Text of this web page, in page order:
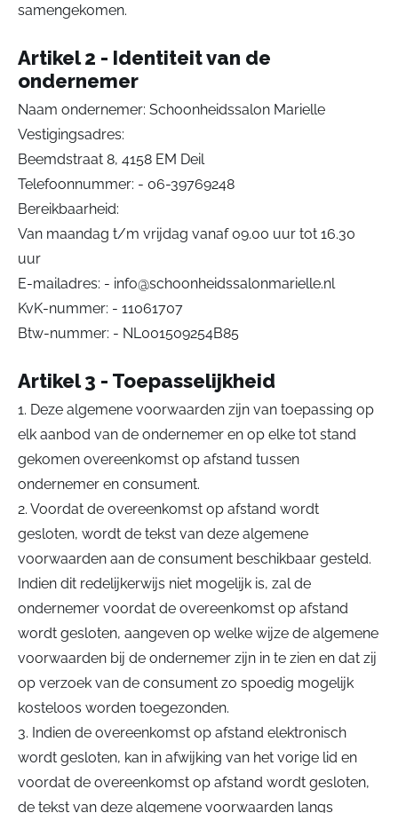
samengekomen.
Artikel 2 - Identiteit van de
ondernemer
Naam ondernemer: Schoonheidssalon Marielle
Vestigingsadres:
Beemdstraat 8, 4158 EM Deil
Telefoonnummer: - 06-39769248
Bereikbaarheid:
Van maandag t/m vrijdag vanaf 09.00 uur tot 16.30
uur
E-mailadres: - info@schoonheidssalonmarielle.nl
KvK-nummer: - 11061707
Btw-nummer: - NL001509254B85
Artikel 3 - Toepasselijkheid
1. Deze algemene voorwaarden zijn van toepassing op
elk aanbod van de ondernemer en op elke tot stand
gekomen overeenkomst op afstand tussen
ondernemer en consument.
2. Voordat de overeenkomst op afstand wordt
gesloten, wordt de tekst van deze algemene
voorwaarden aan de consument beschikbaar gesteld.
Indien dit redelijkerwijs niet mogelijk is, zal de
ondernemer voordat de overeenkomst op afstand
wordt gesloten, aangeven op welke wijze de algemene
voorwaarden bij de ondernemer zijn in te zien en dat zij
op verzoek van de consument zo spoedig mogelijk
kosteloos worden toegezonden.
3. Indien de overeenkomst op afstand elektronisch
wordt gesloten, kan in afwijking van het vorige lid en
voordat de overeenkomst op afstand wordt gesloten,
de tekst van deze algemene voorwaarden langs